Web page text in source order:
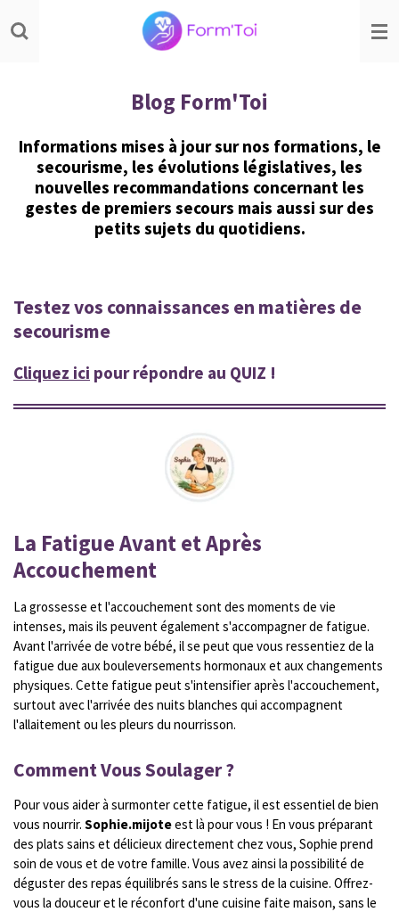
au
Blog Form'Toi
Informations mises à jour sur nos formations, le
secourisme, les évolutions législatives, les
nouvelles recommandations concernant les
gestes de premiers secours mais aussi sur des
petits sujets du quotidiens.
Testez vos connaissances en matières de
secourisme
Cliquez ici pour répondre au QUIZ !
La Fatigue Avant et Après
Accouchement
La grossesse et l'accouchement sont des moments de vie
intenses, mais ils peuvent également s'accompagner de fatigue.
Avant l'arrivée de votre bébé, il se peut que vous ressentiez de la
fatigue due aux bouleversements hormonaux et aux changements
physiques. Cette fatigue peut s'intensifier après l'accouchement,
surtout avec l'arrivée des nuits blanches qui accompagnent
l'allaitement ou les pleurs du nourrisson.
Comment Vous Soulager ?
Pour vous aider à surmonter cette fatigue, il est essentiel de bien
vous nourrir. Sophie.mijoteest là pour vous ! En vous préparant
des plats sains et délicieux directement chez vous, Sophie prend
soin de vous et de votre famille. Vous avez ainsi la possibilité de
déguster des repas équilibrés sans le stress de la cuisine. Offrez-
vous la douceur et le réconfort d'une cuisine faite maison, sans le